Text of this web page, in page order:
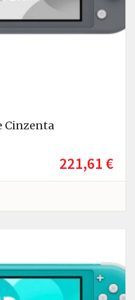
Cinzenta
221,61 €